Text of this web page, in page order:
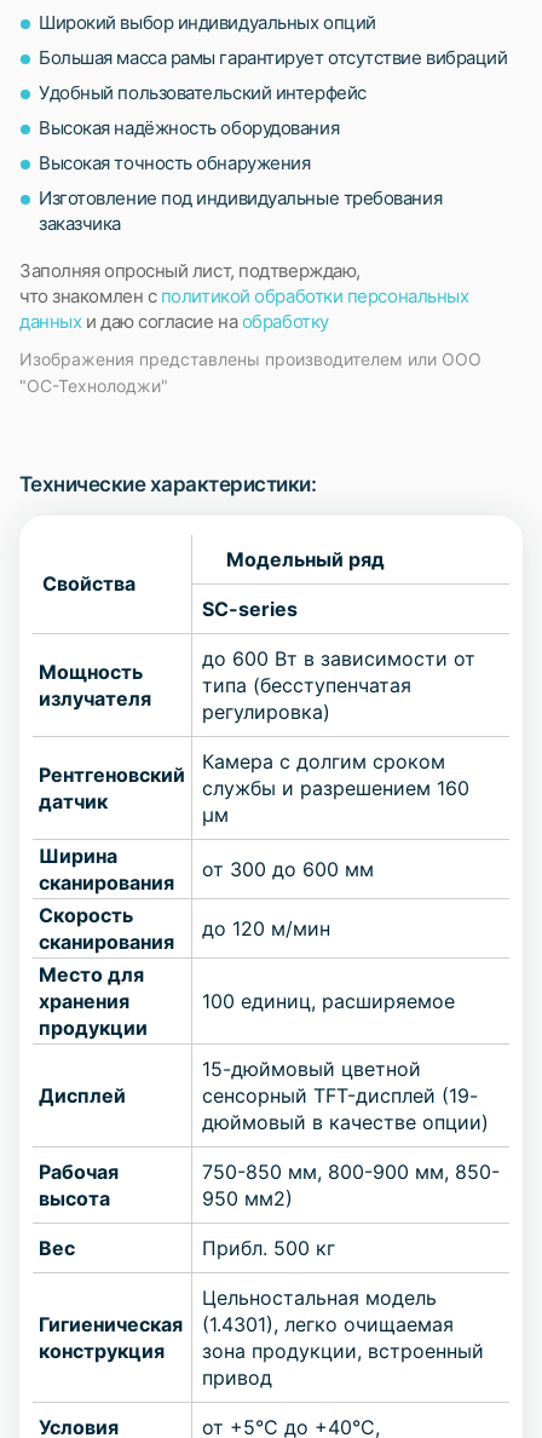
Широкий выбор индивидуальных опций
Большая масса рамы гарантирует отсутствие вибраций
Удобный пользовательский интерфейс
Высокая надёжность оборудования
Высокая точность обнаружения
Изготовление под индивидуальные требования
заказчика
Заполняя опросный лист, подтверждаю,
что знакомлен с политикой обработки персональных
данныхи даю согласие наобработку
Изображения представлены производителем или ООО
"ОС-Технолоджи"
Технические характеристики:
Свойства
Модельный ряд
SC-series
Мощность
излучателя
до 600 Вт в зависимости от
типа (бесступенчатая
регулировка)
Рентгеновский
датчик
Камера с долгим сроком
службы и разрешением 160
µм
Ширина
сканирования
от 300 до 600 мм
Скорость
сканирования
до 120 м/мин
Место для
хранения
продукции
100 единиц, расширяемое
Дисплей
15-дюймовый цветной
сенсорный TFT-дисплей (19-
дюймовый в качестве опции)
Рабочая
высота
750-850 мм, 800-900 мм, 850-
950 мм2)
Вес Прибл. 500 кг
Гигиеническая
конструкция
Цельностальная модель
(1.4301), легко очищаемая
зона продукции, встроенный
привод
Условия от +5°C до +40°C,